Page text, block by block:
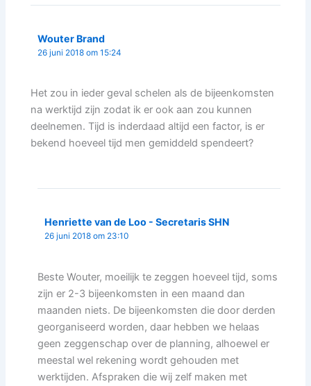
Wouter Brand
26 juni 2018 om 15:24
Het zou in ieder geval schelen als de bijeenkomsten
na werktijd zijn zodat ik er ook aan zou kunnen
deelnemen. Tijd is inderdaad altijd een factor, is er
bekend hoeveel tijd men gemiddeld spendeert?
Henriette van de Loo - Secretaris SHN
26 juni 2018 om 23:10
Beste Wouter, moeilijk te zeggen hoeveel tijd, soms
zijn er 2-3 bijeenkomsten in een maand dan
maanden niets. De bijeenkomsten die door derden
georganiseerd worden, daar hebben we helaas
geen zeggenschap over de planning, alhoewel er
meestal wel rekening wordt gehouden met
werktijden. Afspraken die wij zelf maken met